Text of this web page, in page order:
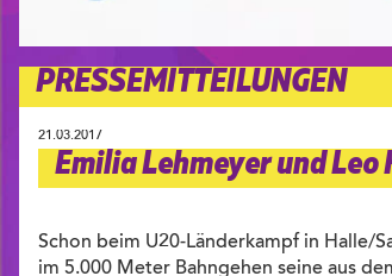
PRESSEMITTEILUNGEN
21.03.2017
Emilia Lehmeyer und
Schon beim U20-Länderkampf in Halle/
im 5.000 Meter Bahngehen seine aus